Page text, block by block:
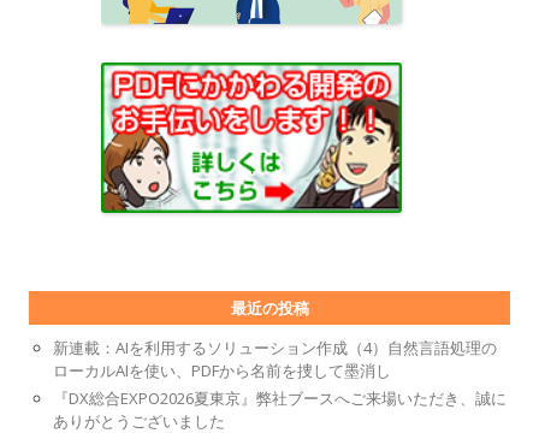
最近の投稿
新連載：AIを利用するソリューション作成（4）自然言語処理の
ローカルAIを使い、PDFから名前を捜して墨消し
『DX総合EXPO2026夏東京』弊社ブースへご来場いただき、誠に
ありがとうございました